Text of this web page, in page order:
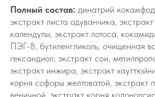
Полный состав: динатрий
экстракт листа одуванчика, экстракт
календулы, экстракт лотоса,
ПЭГ-8, бутиленгликоль, очищенная
гександиол, экстракт сои,
экстракт инжира, экстракт
корня софоры желтоватой, экстракт
веничной, экстракт корня